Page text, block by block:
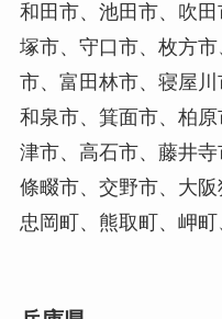
和田市、池田市、吹
塚市、守口市、枚方
市、富田林市、寝屋川
和泉市、箕面市、柏
津市、高石市、藤井
條畷市、交野市、大阪
忠岡町、熊取町、岬町